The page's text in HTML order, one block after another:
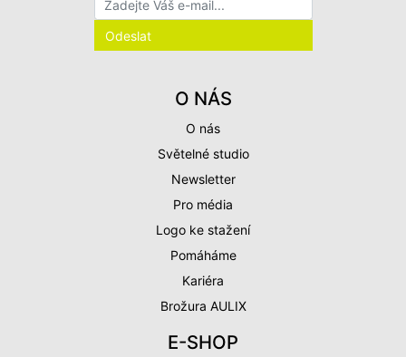
O NÁS
O nás
Světelné studio
Newsletter
Pro média
Logo ke stažení
Pomáháme
Kariéra
Brožura AULIX
E-SHOP